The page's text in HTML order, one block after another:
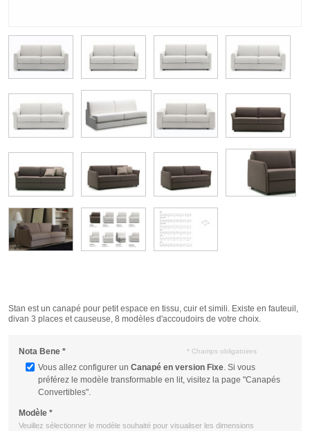
Stan est un canapé pour petit espace en tissu, cuir et simili. Existe en fauteuil,
divan 3 places et causeuse, 8 modèles d'accoudoirs de votre choix.
Nota Bene *
Vous allez configurer un Canapé en version Fixe. Si vous
préférez le modèle transformable en lit, visitez la page "Canapés
Convertibles".
Modèle *
Veuillez sélectionner le modèle souhaité pour visualiser les dimensions
* Champs obligatoires